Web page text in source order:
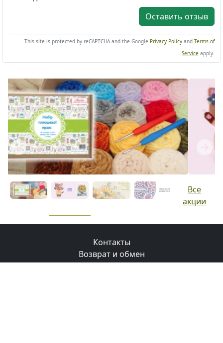
Оставить отзыв
This site is protected by reCAPTCHA and the Google Privacy Policy and Terms of
Service apply.
Previous Next
Все
акции
Контакты
Возврат и обмен
Доставка